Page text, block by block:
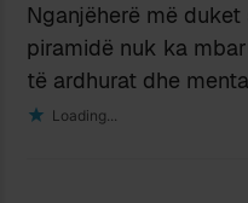
Nganjëherë më
piramidë nuk ka
të ardhurat dhe
Loading...